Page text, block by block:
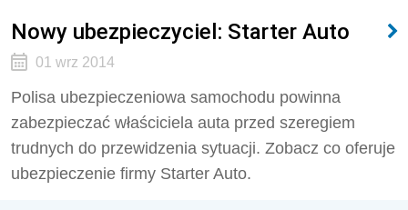
Nowy ubezpieczyciel: Starter Auto
01 wrz 2014
Polisa ubezpieczeniowa samochodu powinna
zabezpieczać właściciela auta przed szeregiem
trudnych do przewidzenia sytuacji. Zobacz co oferuje
ubezpieczenie firmy Starter Auto.